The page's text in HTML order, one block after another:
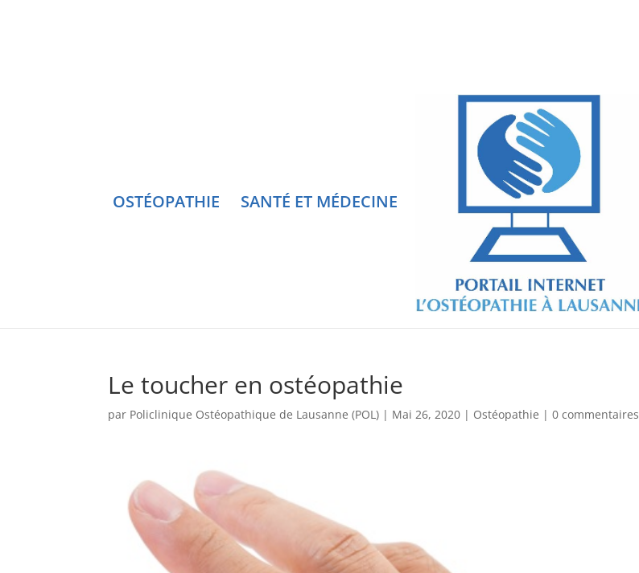
OSTÉOPATHIE SANTÉ ET MÉDECINE
Le toucher en ostéopathie
par Policlinique Ostéopathique de Lausanne (POL) | Mai 26, 2020 | Ostéopathie |0 commentaires